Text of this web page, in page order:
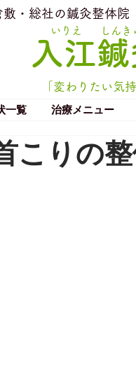
いりえ
敷・総社の鍼灸整体院
入江
しんき
「変わりたい気
一覧 治療メニュー
こりの